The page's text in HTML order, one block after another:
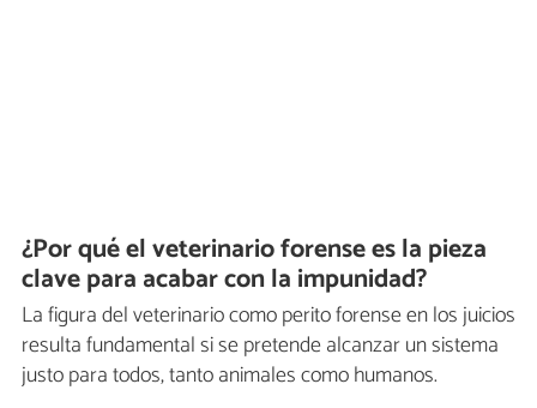
¿Por qué el veterinario forense es la pieza
clave para acabar con la impunidad?
La figura del veterinario como perito forense en los juicios
resulta fundamental si se pretende alcanzar un sistema
justo para todos, tanto animales como humanos.